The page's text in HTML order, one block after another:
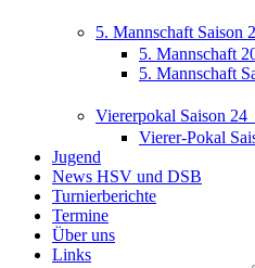
5. Mannschaft Saison
5. Mannschaft
5. Mannschaft
Viererpokal Saison
Vierer-Pokal
Jugend
News HSV und DSB
Turnierberichte
Termine
Über uns
Links